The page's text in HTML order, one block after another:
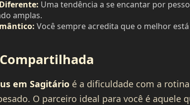
Uma tendência a se encantar por
amplas.
Você sempre acredita que o melhor
em Sagitário é a dificuldade com a
O parceiro ideal para você é aquele